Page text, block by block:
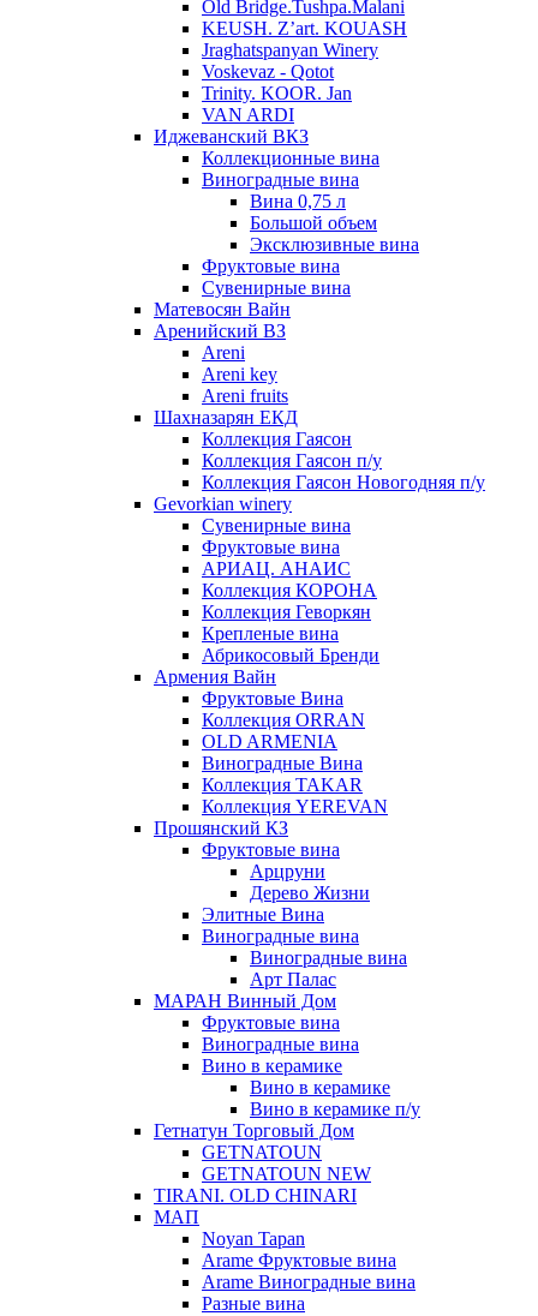
Old Bridge.Tushpa.Malani
KEUSH. Z’art. KOUASH
Jraghatspanyan Winery
Voskevaz - Qotot
Trinity. KOOR. Jan
VAN ARDI
Иджеванский ВКЗ
Коллекционные вина
Виноградные вина
Вина 0,75 л
Большой объем
Эксклюзивные вина
Фруктовые вина
Cувенирные вина
Матевосян Вайн
Аренийский ВЗ
Areni
Areni key
Areni fruits
Шахназарян ЕКД
Коллекция Гаясон
Коллекция Гаясон п/у
Коллекция Гаясон Новогодняя п/у
Gevorkian winery
Сувенирные вина
Фруктовые вина
АРИАЦ. АНАИС
Коллекция КОРОНА
Коллекция Геворкян
Крепленые вина
Абрикосовый Бренди
Армения Вайн
Фруктовые Вина
Коллекция ORRAN
OLD ARMENIA
Виноградные Вина
Коллекция TAKAR
Коллекция YEREVAN
Прошянский КЗ
Фруктовые вина
Арцруни
Дерево Жизни
Элитные Вина
Виноградные вина
Виноградные вина
Арт Палас
МАРАН Винный Дом
Фруктовые вина
Виноградные вина
Вино в керамике
Вино в керамике
Вино в керамике п/у
Гетнатун Торговый Дом
GETNATOUN
GETNATOUN NEW
TIRANI. OLD CHINARI
МАП
Noyan Tapan
Arame Фруктовые вина
Arame Виноградные вина
Разные вина